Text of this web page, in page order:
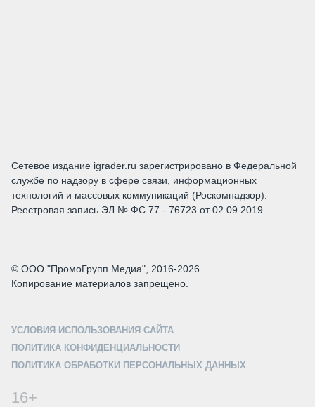
Сетевое издание igrader.ru зарегистрировано в Федеральной
службе по надзору в сфере связи, информационных
технологий и массовых коммуникаций (Роскомнадзор).
Реестровая запись ЭЛ № ФС 77 - 76723 от 02.09.2019
© ООО "ПромоГрупп Медиа", 2016-2026
Копирование материалов запрещено.
УСЛОВИЯ ИСПОЛЬЗОВАНИЯ САЙТА
ПОЛИТИКА КОНФИДЕНЦИАЛЬНОСТИ
ПОЛИТИКА ОБРАБОТКИ ПЕРСОНАЛЬНЫХ ДАННЫХ
16+